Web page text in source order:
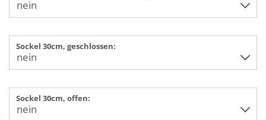
Sockel 30cm, geschlossen:
Sockel 30cm, offen: